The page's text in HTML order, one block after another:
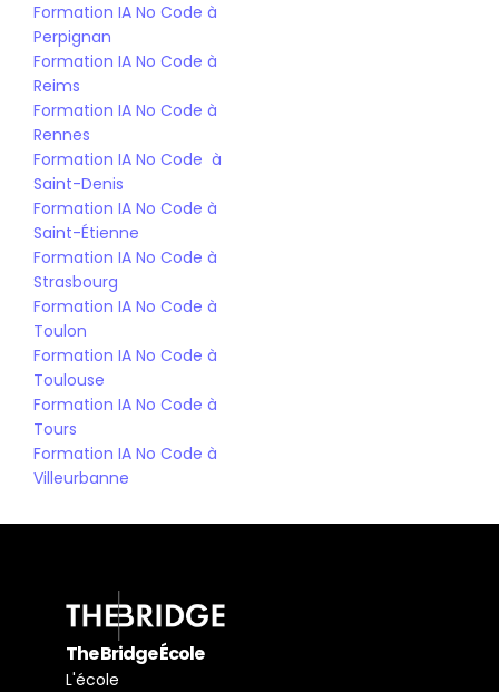
Formation IA No Code à
Perpignan
Formation IA No Code à
Reims
Formation IA No Code à
Rennes
Formation IA No Code  à
Saint-Denis
Formation IA No Code à
Saint-Étienne
Formation IA No Code à
Strasbourg
Formation IA No Code à
Toulon
Formation IA No Code à
Toulouse
Formation IA No Code à
Tours
Formation IA No Code à
Villeurbanne
The Bridge École
L'école